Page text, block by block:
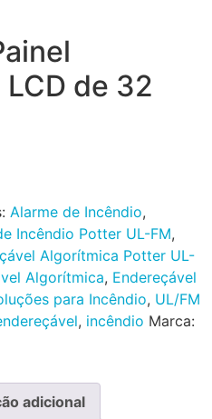
de 32
Alarme de Incêndio,
Incêndio Potter UL-FM,
Algorítmica Potter UL-
Algorítmica, Endereçável
para Incêndio, UL/FM
, incêndio Marca:
adicional